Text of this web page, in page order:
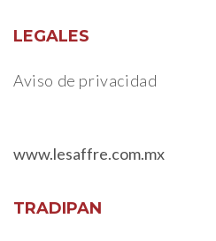
LEGALES
Aviso de privacidad
www.lesaffre.com.mx
TRADIPAN